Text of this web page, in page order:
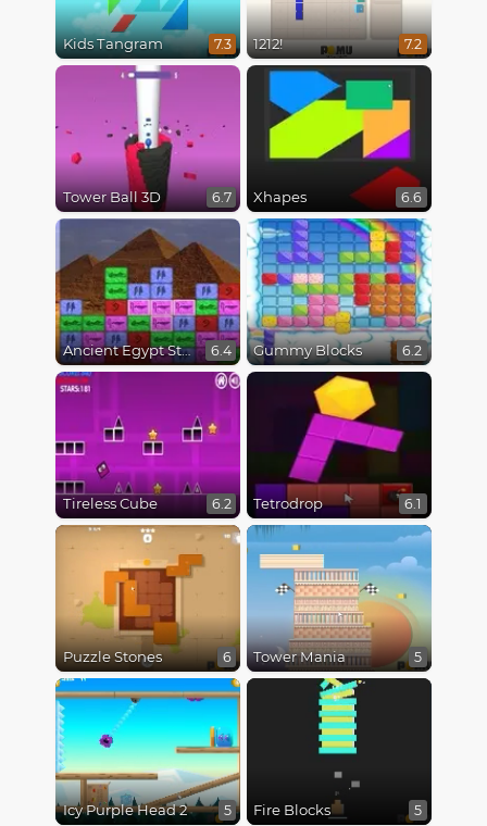
Kids Tangram 7.3 1212! 7.2
Tower Ball 3D 6.7 Xhapes 6.6
Ancient Egypt Stones 6.4 Gummy Blocks 6.2
Tireless Cube 6.2 Tetrodrop 6.1
Puzzle Stones 6 Tower Mania 5
Icy Purple Head 2 5 Fire Blocks 5